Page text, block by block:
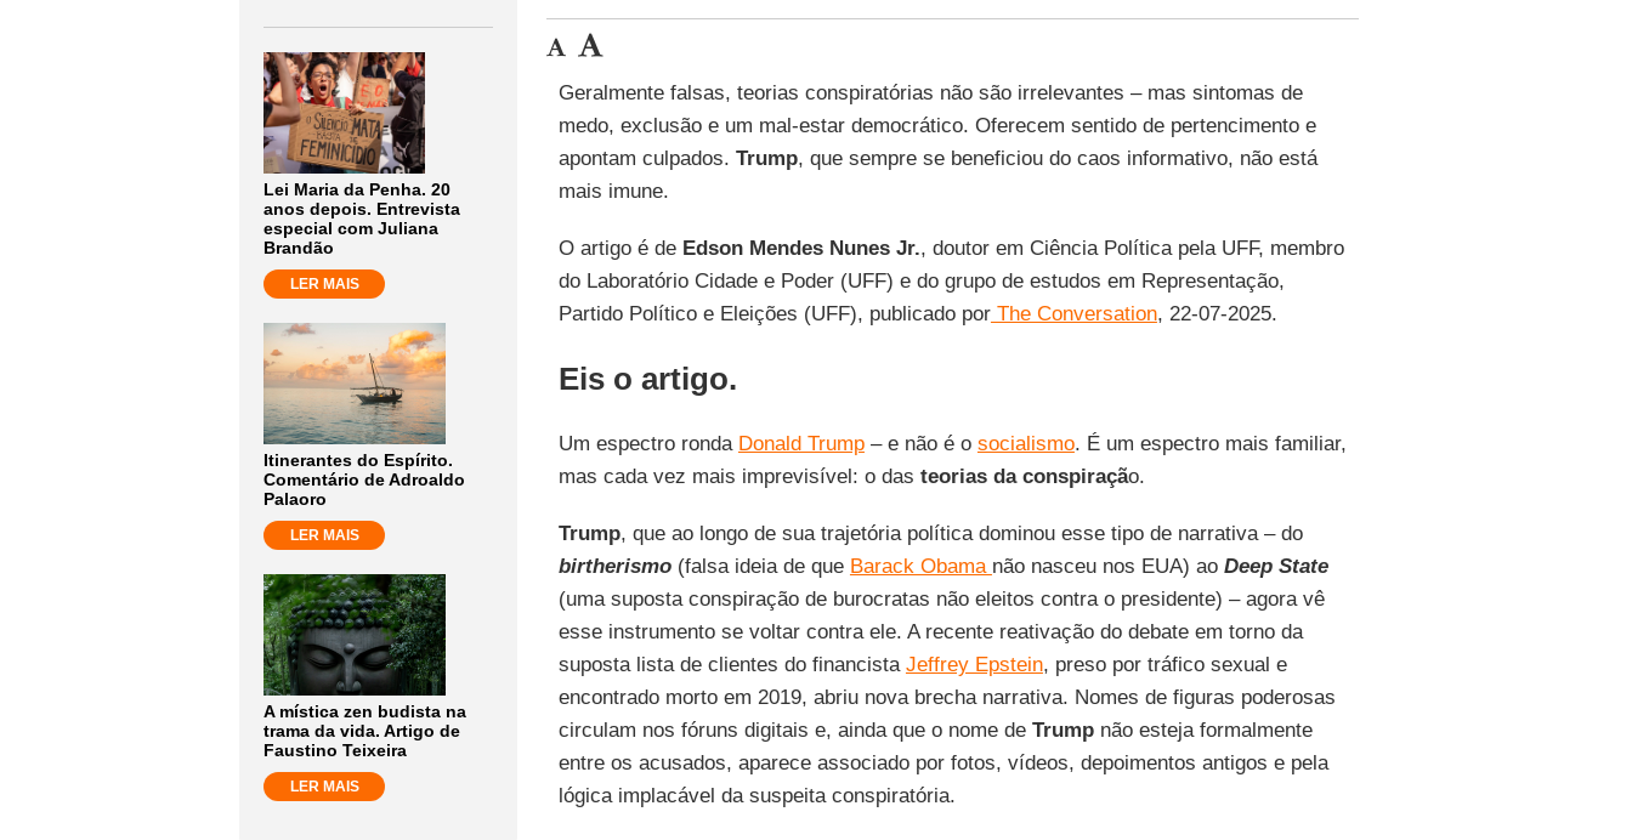
Lei Maria da Penha. 20
anos depois. Entrevista
especial com Juliana
Brandão
LER MAIS
Itinerantes do Espírito.
Comentário de Adroaldo
Palaoro
LER MAIS
A mística zen budista na
trama da vida. Artigo de
Faustino Teixeira
LER MAIS
Geralmente falsas, teorias conspiratórias não são irrelevantes – mas sintomas de
medo, exclusão e um mal-estar democrático. Oferecem sentido de pertencimento e
apontam culpados. Trump, que sempre se beneficiou do caos informativo, não está
mais imune.
O artigo é de Edson Mendes Nunes Jr., doutor em Ciência Política pela UFF, membro
do Laboratório Cidade e Poder (UFF) e do grupo de estudos em Representação,
Partido Político e Eleições (UFF), publicado porThe Conversation, 22-07-2025.
Eis o artigo.
Um espectro ronda Donald Trump– e não é o socialismo. É um espectro mais familiar,
mas cada vez mais imprevisível: o das teorias da conspiração.
Trump, que ao longo de sua trajetória política dominou esse tipo de narrativa – do
birtherismo (falsa ideia de que Barack Obama não nasceu nos EUA) ao Deep State
(uma suposta conspiração de burocratas não eleitos contra o presidente) – agora vê
esse instrumento se voltar contra ele. A recente reativação do debate em torno da
suposta lista de clientes do financista Jeffrey Epstein, preso por tráfico sexual e
encontrado morto em 2019, abriu nova brecha narrativa. Nomes de figuras poderosas
circulam nos fóruns digitais e, ainda que o nome de Trumpnão esteja formalmente
entre os acusados, aparece associado por fotos, vídeos, depoimentos antigos e pela
lógica implacável da suspeita conspiratória.